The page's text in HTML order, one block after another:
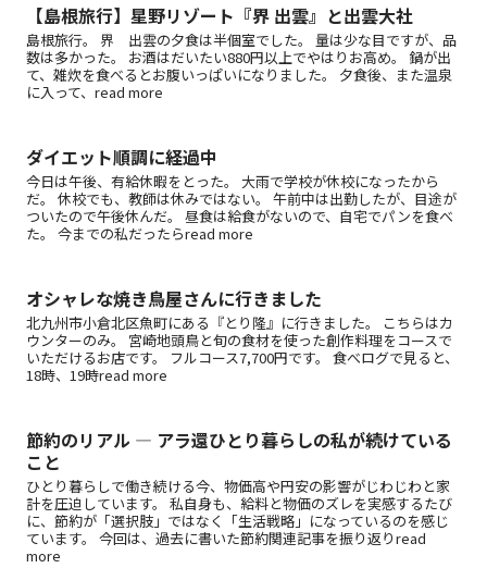
【島根旅行】星野リゾート『界 出雲』と出雲大社
島根旅行。 界 出雲の夕食は半個室でした。 量は少な目ですが、品
数は多かった。 お酒はだいたい880円以上でやはりお高め。 鍋が出
て、雑炊を食べるとお腹いっぱいになりました。 夕食後、また温泉
に入って、read more
ダイエット順調に経過中
今日は午後、有給休暇をとった。 大雨で学校が休校になったから
だ。 休校でも、教師は休みではない。 午前中は出勤したが、目途が
ついたので午後休んだ。 昼食は給食がないので、自宅でパンを食べ
た。 今までの私だったらread more
オシャレな焼き鳥屋さんに行きました
北九州市小倉北区魚町にある『とり隆』に行きました。 こちらはカ
ウンターのみ。 宮崎地頭鳥と旬の食材を使った創作料理をコースで
いただけるお店です。 フルコース7,700円です。 食べログで見ると、
18時、19時read more
節約のリアル ― アラ還ひとり暮らしの私が続けている
こと
ひとり暮らしで働き続ける今、物価高や円安の影響がじわじわと家
計を圧迫しています。 私自身も、給料と物価のズレを実感するたび
に、節約が「選択肢」ではなく「生活戦略」になっているのを感じ
ています。 今回は、過去に書いた節約関連記事を振り返りread
more